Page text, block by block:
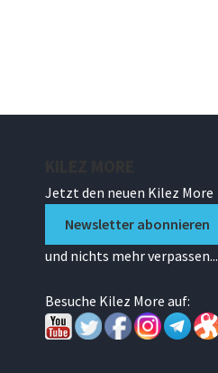
Jetzt den neuen Kilez More
Newsletter abonnieren
und nichts mehr verpassen...
Besuche Kilez More auf: